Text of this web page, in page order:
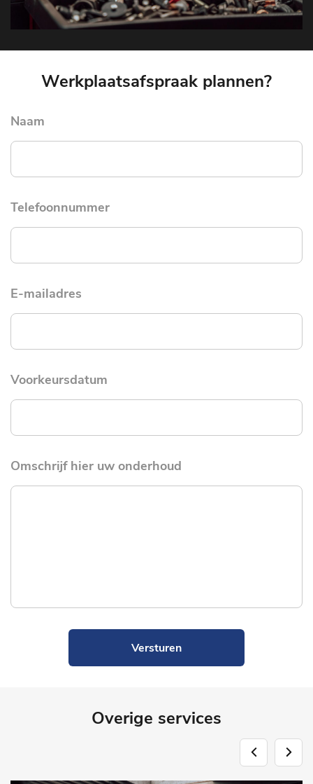
Werkplaatsafspraak plannen?
Naam
Telefoonnummer
E-mailadres
Voorkeursdatum
Omschrijf hier uw onderhoud
Versturen
Overige services